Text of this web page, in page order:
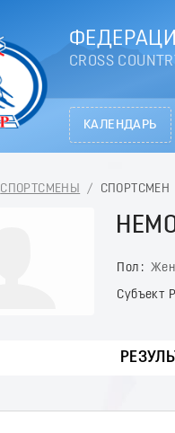
CROSS
КАЛЕНДАРЬ
СПОРТСМЕНЫ / СПОРТСМЕН
Пол
Субъект